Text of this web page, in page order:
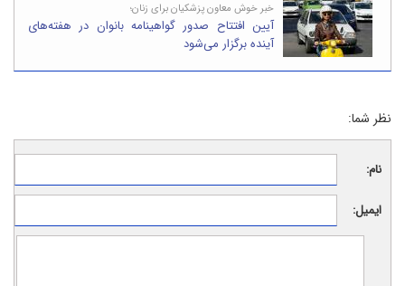
خبر خوش معاون پزشکیان برای زنان؛
آیین افتتاح صدور گواهینامه بانوان در هفته‌های
آینده برگزار می‌شود
نظر شما:
نام:
ایمیل: